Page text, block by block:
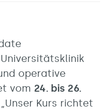
operative
vom 24. bis 26.
Kurs richtet